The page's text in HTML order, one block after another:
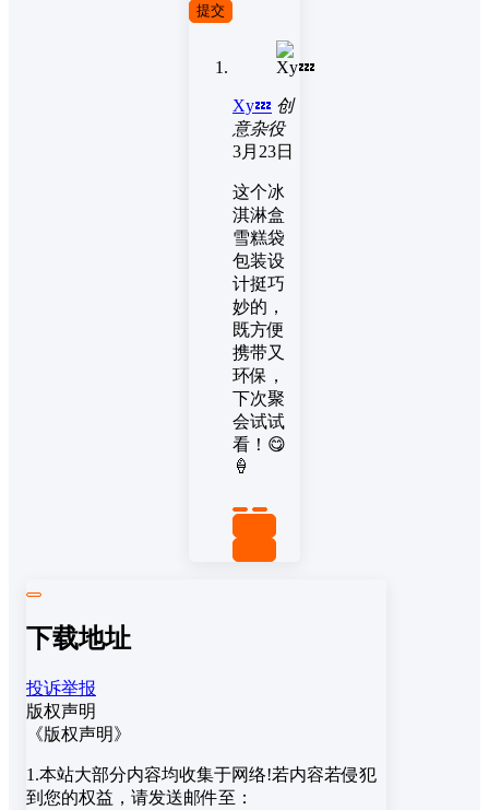
提交
Xy💤 创
意杂役
3月23日
这个冰
淇淋盒
雪糕袋
包装设
计挺巧
妙的，
既方便
携带又
环保，
下次聚
会试试
看！😋
🍦
下载地址
投诉举报
版权声明
《版权声明》
1.本站大部分内容均收集于网络!若内容若侵犯
到您的权益，请发送邮件至：